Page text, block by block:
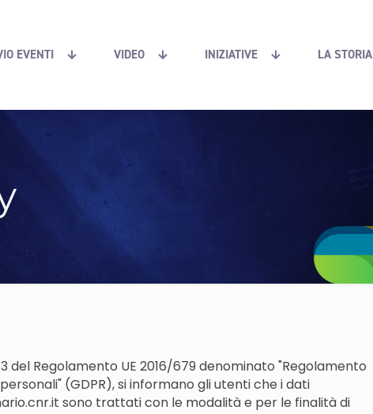
EVENTI VIDEO INIZIATIVE LA STORIA
del Regolamento UE 2016/679 denominato "Regolamento
(GDPR), si informano gli utenti che i dati
sono trattati con le modalità e per le finalità di